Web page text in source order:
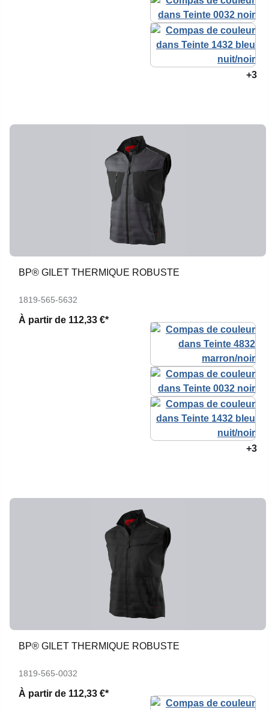
+3
BP® GILET THERMIQUE ROBUSTE
1819-565-5632
À partir de 112,33 €*
+3
BP® GILET THERMIQUE ROBUSTE
1819-565-0032
À partir de 112,33 €*